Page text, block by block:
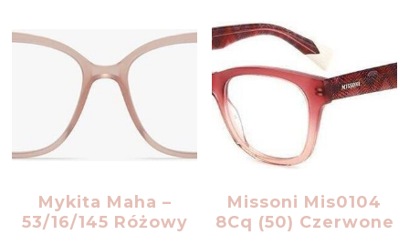
Mykita Maha –
53/16/145 Różowy
Missoni Mis0104
8Cq (50) Czerwone